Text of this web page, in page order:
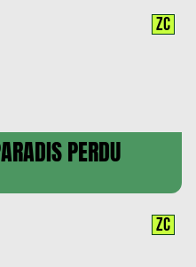
PERDU
ZC
ZC